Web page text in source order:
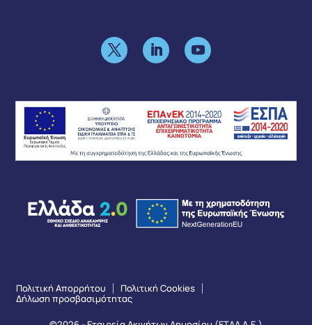
Πολιτική Απορρήτου
Πολιτική Cookies
Δήλωση προσβασιμότητας